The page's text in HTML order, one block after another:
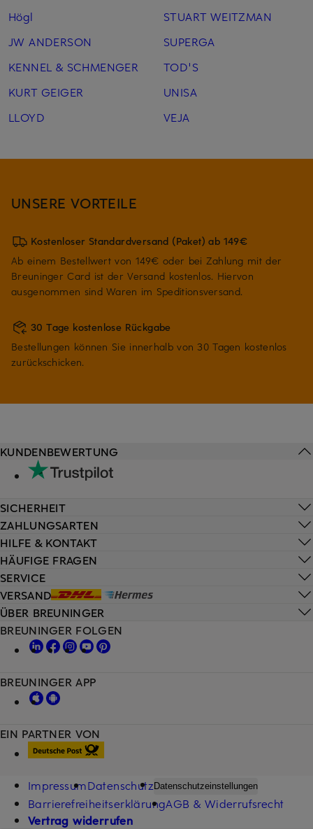
Högl
JW ANDERSON
KENNEL & SCHMENGER
KURT GEIGER
LLOYD
STUART WEITZMAN
SUPERGA
TOD'S
UNISA
VEJA
UNSERE VORTEILE
Kostenloser Standardversand (Paket) ab 149€
Ab einem Bestellwert von 149€ oder bei Zahlung mit der
Breuninger Card ist der Versand kostenlos. Hiervon
ausgenommen sind Waren im Speditionsversand.
30 Tage kostenlose Rückgabe
Bestellungen können Sie innerhalb von 30 Tagen kostenlos
zurückschicken.
HILFE & KONTAKT
HÄUFIGE FRAGEN
SERVICE
VERSAND
KUNDENBEWERTUNG
SICHERHEIT
ZAHLUNGSARTEN
ÜBER BREUNINGER
EIN PARTNER VON
BREUNINGER FOLGEN
BREUNINGER APP
ImpressumDatenschutz Datenschutzeinstellungen
BarrierefreiheitserklärungAGB & Widerrufsrecht
Vertrag widerrufen